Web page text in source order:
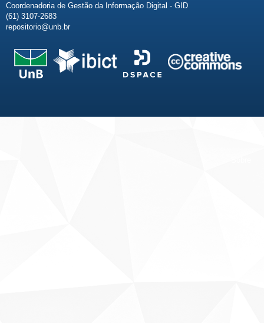
Coordenadoria de Gestão da Informação Digital - GID
(61) 3107-2683
repositorio@unb.br